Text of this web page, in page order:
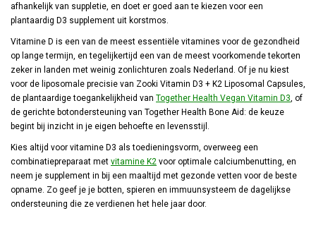
afhankelijk van suppletie, en doet er goed aan te kiezen voor een
plantaardig D3 supplement uit korstmos.
Vitamine D is een van de meest essentiële vitamines voor de gezondheid
op lange termijn, en tegelijkertijd een van de meest voorkomende tekorten
zeker in landen met weinig zonlichturen zoals Nederland. Of je nu kiest
voor de liposomale precisie van Zooki Vitamin D3 + K2 Liposomal Capsules,
de plantaardige toegankelijkheid van Together Health Vegan Vitamin D3, of
de gerichte botondersteuning van Together Health Bone Aid: de keuze
begint bij inzicht in je eigen behoefte en levensstijl.
Kies altijd voor vitamine D3 als toedieningsvorm, overweeg een
combinatiepreparaat met vitamine K2 voor optimale calciumbenutting, en
neem je supplement in bij een maaltijd met gezonde vetten voor de beste
opname. Zo geef je je botten, spieren en immuunsysteem de dagelijkse
ondersteuning die ze verdienen het hele jaar door.​